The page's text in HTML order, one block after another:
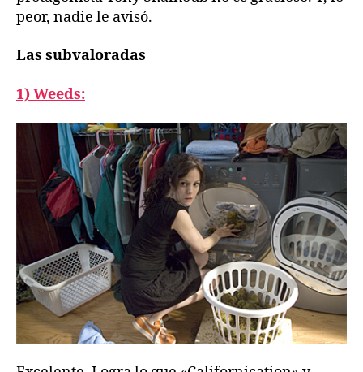
peor, nadie le avisó.
Las subvaloradas
1) Weeds: